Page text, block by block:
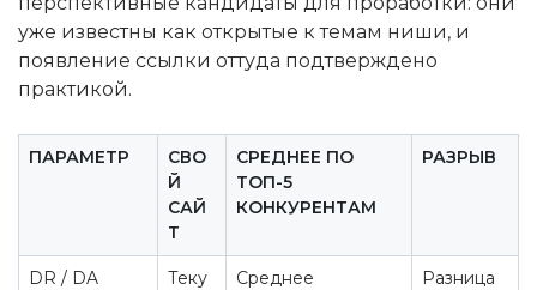
уже известны как открытые к темам ниши, и
появление ссылки оттуда подтверждено
практикой.
ПАРАМЕТР
СВО
Й
САЙ
Т
СРЕДНЕЕ ПО
ТОП-5
КОНКУРЕНТАМ
РАЗРЫВ
DR / DA
Теку
Среднее
Разница